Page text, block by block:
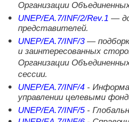
Организации
UNEP/EA.7/INF/2/Rev.1 —
представителей.
UNEP/EA.7/INF/3—
и заинтересованных
Организации
сессии.
UNEP/EA.7/INF/4-
управлении целевыми
UNEP/EA.7/INF/5 -